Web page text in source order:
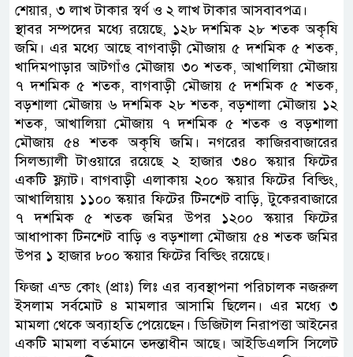
শেয়ার, ৩ লাখ টাকার স্বর্ণ ও ২ লাখ টাকার আসবাবপত্র।
স্থাবর সম্পদের মধ্যে রয়েছে, ১২৮ দশমিক ২৮ শতক অকৃষি
জমি। এর মধ্যে আছে বাগবাড়ী মৌজায় ৫ দশমিক ৫ শতক,
খাদিমপাড়ার আটগাঁও মৌজায় ৩০ শতক, আখালিয়া মৌজায়
৭ দশমিক ৫ শতক, বাগবাড়ী মৌজায় ৫ দশমিক ৫ শতক,
বড়শালা মৌজায় ৬ দশমিক ২৮ শতক, বড়শালা মৌজায় ১২
শতক, আখালিয়া মৌজায় ৭ দশমিক ৫ শতক ও বড়শালা
মৌজায় ৫৪ শতক অকৃষি জমি। নগরের কাজিরবাজারের
সিলভ্যালী টাওয়ারে রয়েছে ২ হাজার ৩৪০ স্কয়ার ফিটের
একটি ফ্ল্যাট। বাগবাড়ী এলাকায় ২০০ স্কয়ার ফিটের বিল্ডিং,
আখালিয়ায় ১১০০ স্কয়ার ফিটের টিনশেট বাড়ি, টুকেরবাজারে
৭ দশমিক ৫ শতক জমির উপর ১২০০ স্কয়ার ফিটের
আধাপাকা টিনশেট বাড়ি ও বড়শালা মৌজায় ৫৪ শতক জমির
উপর ১ হাজার ৮০০ স্কয়ার ফিটের বিল্ডিং রয়েছে।
ফিজা এন্ড কোং (প্রাঃ) লিঃ এর ব্যবস্থাপনা পরিচালক নজরুল
ইসলাম সর্বমোট ৪ মামলার আসামি ছিলেন। এর মধ্যে ৩
মামলা থেকে অব্যাহতি পেয়েছেন। ডিজিটাল নিরাপত্তা আইনের
একটি মামলা বর্তমানে তদন্তাধীন আছে। আইডিএলসি সিলেট